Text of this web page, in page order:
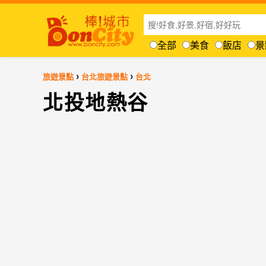
全部 美食 飯店
旅遊景點 › 台北旅遊景點 › 台北
北投地熱谷